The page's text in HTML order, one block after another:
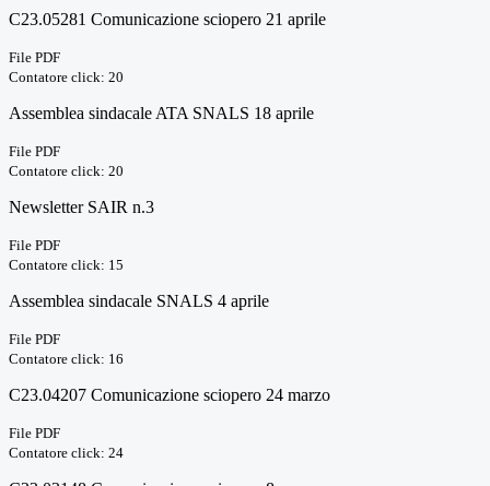
C23.05281 Comunicazione sciopero 21 aprile
File PDF
Contatore click: 20
Assemblea sindacale ATA SNALS 18 aprile
File PDF
Contatore click: 20
Newsletter SAIR n.3
File PDF
Contatore click: 15
Assemblea sindacale SNALS 4 aprile
File PDF
Contatore click: 16
C23.04207 Comunicazione sciopero 24 marzo
File PDF
Contatore click: 24